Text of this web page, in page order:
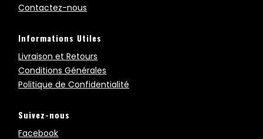
Contactez-nous
Informations Utiles
Livraison et Retours
Conditions Générales
Politique de Confidentialité
Suivez-nous
Facebook